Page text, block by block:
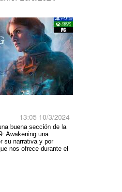
13:05 10/3/2024
buena sección de la
Awakening una
su narrativa y por
nos ofrece durante el